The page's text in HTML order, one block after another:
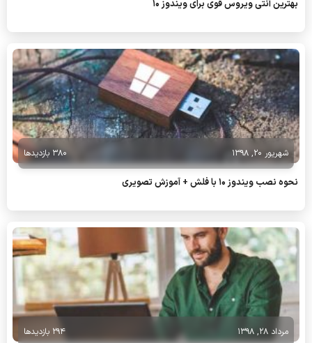
بهترین آنتی ویروس قوی برای ویندوز 10
شهریور 20, 1398 380 بازدیدها
نحوه نصب ویندوز 10 با فلش + آموزش تصویری
مرداد 28, 1398 294 بازدیدها